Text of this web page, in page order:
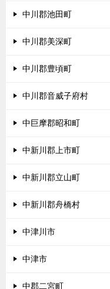
中川郡池田町
中川郡美深町
中川郡豊頃町
中川郡音威子府村
中巨摩郡昭和町
中新川郡上市町
中新川郡立山町
中新川郡舟橋村
中津川市
中津市
中郡二宮町